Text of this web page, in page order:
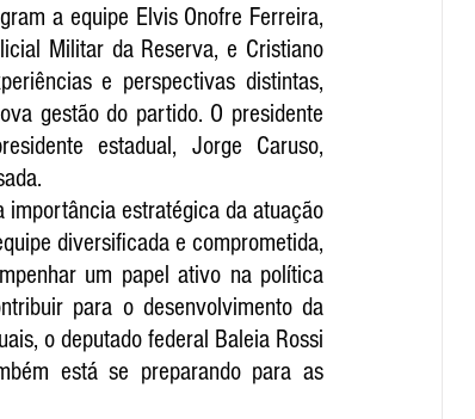
a equipe Elvis Onofre Ferreira,
Militar da Reserva, e Cristiano
e perspectivas distintas,
gestão do partido. O presidente
estadual, Jorge Caruso,
importância estratégica da atuação
diversificada e comprometida,
um papel ativo na política
para o desenvolvimento da
o deputado federal Baleia Rossi
está se preparando para as